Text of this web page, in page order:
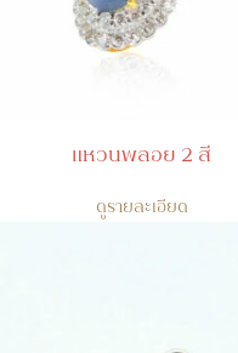
แหวนพลอย 2 สี
ดูรายละเอียด